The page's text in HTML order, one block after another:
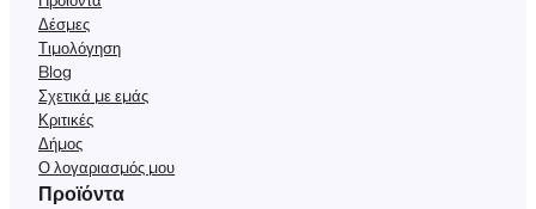
Δέσμες
Τιμολόγηση
Blog
Σχετικά με εμάς
Κριτικές
Δήμος
Ο λογαριασμός μου
Προϊόντα